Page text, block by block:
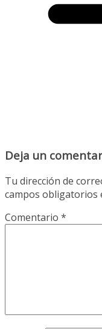
Deja un
Tu dirección de
campos obligatorios
Comentario *